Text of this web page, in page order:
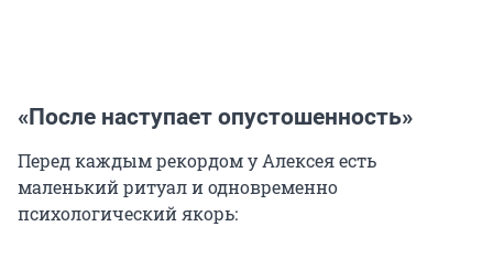
«После наступает опустошенность»
Перед каждым рекордом у Алексея есть
маленький ритуал и одновременно
психологический якорь: